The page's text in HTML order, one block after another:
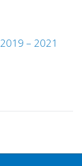
– 2021